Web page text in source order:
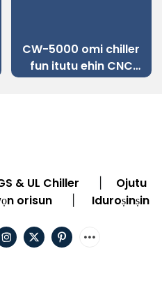
CW-5000 omi chiller
fun itutu ehin CNC
engraving ẹrọ
& UL Chiller
Ojutu
orisun Iduroṣinṣin